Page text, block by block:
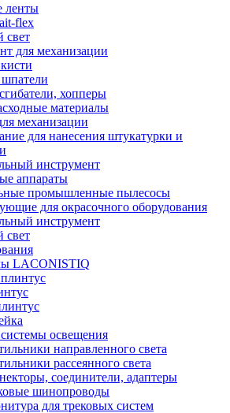
ленты
flex
свет
для механизации
хопперы
материалы
механизации
для нанесения штукатурки и
инструмент
аппараты
промышленные пылесосы
для окрасочного оборудования
инструмент
свет
LACONISTIQ
освещения
направленного света
рассеянного света
соединители, адаптеры
шинопроводы
для трековых систем